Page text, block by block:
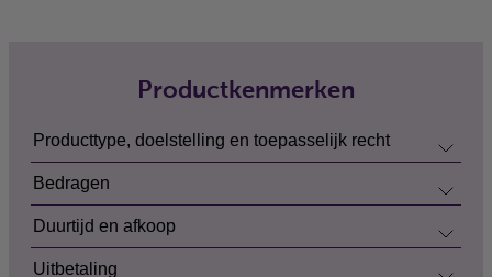
Productkenmerken
Producttype, doelstelling en toepasselijk recht
Bedragen
Duurtijd en afkoop
Uitbetaling